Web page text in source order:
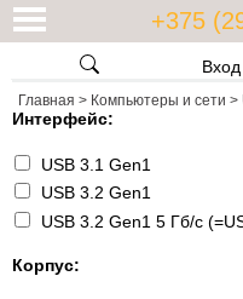
+375
Вход
Главная > Компьютеры и сети >
Интерфейс:
USB 3.1 Gen1
USB 3.2 Gen1
USB 3.2 Gen1 5 Гб/с
Корпус: